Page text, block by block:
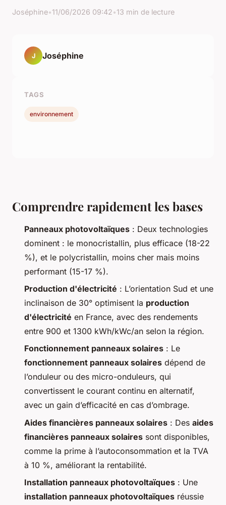
Joséphine•11/06/2026 09:42•13 min de lecture
Comprendre rapidement les bases
Panneaux photovoltaïques : Deux technologies
dominent : le monocristallin, plus efficace (18-22
%), et le polycristallin, moins cher mais moins
performant (15-17 %).
Production d'électricité : L’orientation Sud et une
inclinaison de 30° optimisent la production
d'électricité en France, avec des rendements
entre 900 et 1300 kWh/kWc/an selon la région.
Fonctionnement panneaux solaires : Le
fonctionnement panneaux solaires dépend de
l’onduleur ou des micro-onduleurs, qui
convertissent le courant continu en alternatif,
avec un gain d’efficacité en cas d’ombrage.
Aides financières panneaux solaires : Des aides
financières panneaux solaires sont disponibles,
comme la prime à l’autoconsommation et la TVA
à 10 %, améliorant la rentabilité.
Installation panneaux photovoltaïques : Une
installation panneaux photovoltaïques réussie
J Joséphine
TAGS
environnement